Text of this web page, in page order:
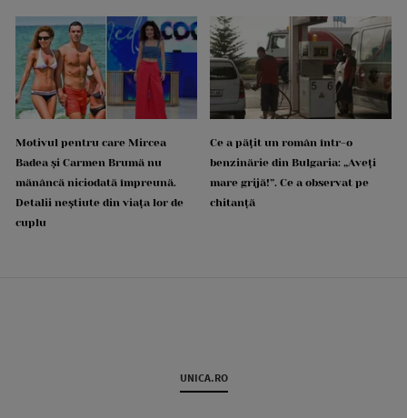
Motivul pentru care Mircea
Badea și Carmen Brumă nu
mănâncă niciodată împreună.
Detalii neștiute din viața lor de
cuplu
Ce a pățit un român într-o
benzinărie din Bulgaria: „Aveți
mare grijă!”. Ce a observat pe
chitanță
UNICA.RO